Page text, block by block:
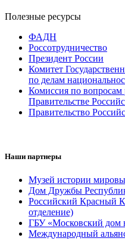
Полезные ресурсы
ФАДН
Россотрудничество
Президент России
Комитет
по делам
Комиссия по
Правительстве
Правительство
Наши партнеры
Музей истории
Дом Дружбы
Российский Красный
отделение)
ГБУ «Московский дом
Международный